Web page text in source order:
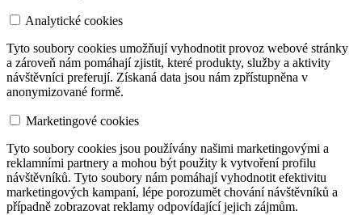
Analytické cookies
Tyto soubory cookies umožňují vyhodnotit provoz webové stránky
a zároveň nám pomáhají zjistit, které produkty, služby a aktivity
návštěvníci preferují. Získaná data jsou nám zpřístupněna v
anonymizované formě.
Marketingové cookies
Tyto soubory cookies jsou používány našimi marketingovými a
reklamními partnery a mohou být použity k vytvoření profilu
návštěvníků. Tyto soubory nám pomáhají vyhodnotit efektivitu
marketingových kampaní, lépe porozumět chování návštěvníků a
případně zobrazovat reklamy odpovídající jejich zájmům.